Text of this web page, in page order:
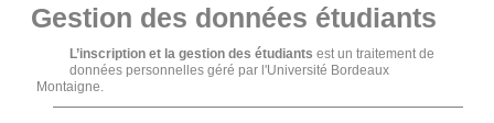
Gestion des données étudiants
L’inscription et la gestion des étudiants est un traitement de
données personnelles géré par l'Université Bordeaux
Montaigne.